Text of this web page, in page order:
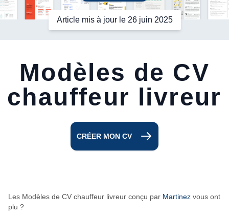
Article mis à jour le 26 juin 2025
Modèles de CV
chauffeur livreur
CRÉER MON CV
Les Modèles de CV chauffeur livreur conçu par Martinez vous ont
plu ?